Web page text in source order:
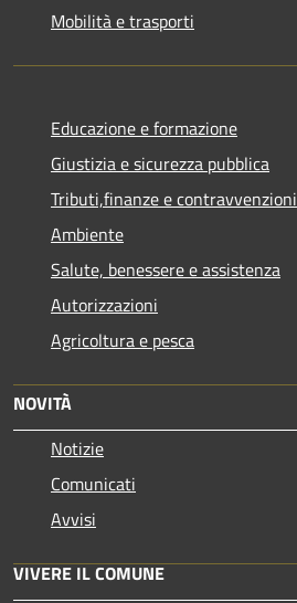
Mobilità e trasporti
Educazione e formazione
Giustizia e sicurezza pubblica
Tributi,finanze e contravvenzioni
Ambiente
Salute, benessere e assistenza
Autorizzazioni
Agricoltura e pesca
NOVITÀ
Notizie
Comunicati
Avvisi
VIVERE IL COMUNE